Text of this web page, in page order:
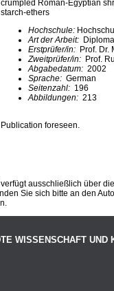
crumpled Roman-Egyptian
starch-ethers
Hochschule:
Art der Arbeit:
Erstprüfer/in: Prof. Dr.
Zweitprüfer/in: Prof.
Abgabedatum: 2002
Sprache: German
Seitenzahl: 196
Abbildungen: 213
Publication foreseen.
ausschließlich über
Sie sich bitte an den
WISSENSCHAFT UND